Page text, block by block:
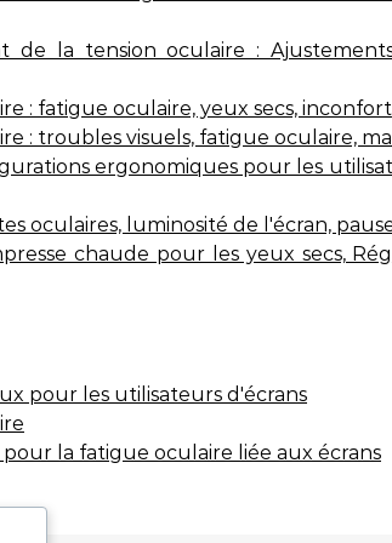
de la tension oculaire :
: fatigue oculaire, yeux secs, inconfort
: troubles visuels, fatigue oculaire,
ergonomiques pour les
oculaires, luminosité de l'écran,
chaude pour les yeux secs,
pour les utilisateurs d'écrans
la fatigue oculaire liée aux écrans